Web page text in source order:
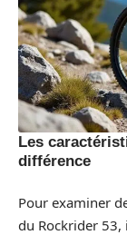
Les
différence
Pour examiner
du Rockrider 53,